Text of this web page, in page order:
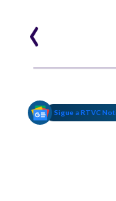
‹
Sigue a RTVC